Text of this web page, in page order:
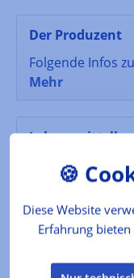
Der Produzent
Folgende Infos
Mehr
Kurkuma,
Fenchelsaat,
Bewertungen
Diese Website
Erfahrung